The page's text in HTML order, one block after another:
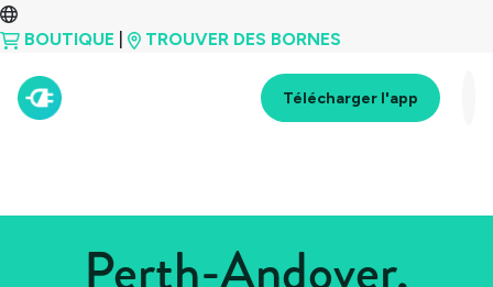
BOUTIQUE TROUVER DES BORNES
Télécharger l'app
Perth-Andover,